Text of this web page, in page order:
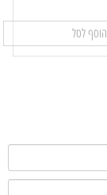
הוסף לסל